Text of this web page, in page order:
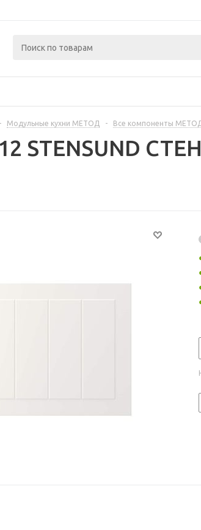
- Модульные кухни МЕТОД - Все компоненты
STENSUND